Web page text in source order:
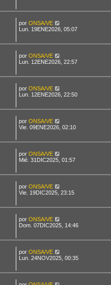
por ONSA/VE
Lun. 19ENE2026, 05:07
por ONSA/VE
Lun. 12ENE2026, 22:57
por ONSA/VE
Lun. 12ENE2026, 22:50
por ONSA/VE
Vie. 09ENE2026, 02:10
por ONSA/VE
Mié. 31DIC2025, 01:57
por ONSA/VE
Vie. 19DIC2025, 23:15
por ONSA/VE
Dom. 07DIC2025, 14:46
por ONSA/VE
Lun. 24NOV2025, 00:35